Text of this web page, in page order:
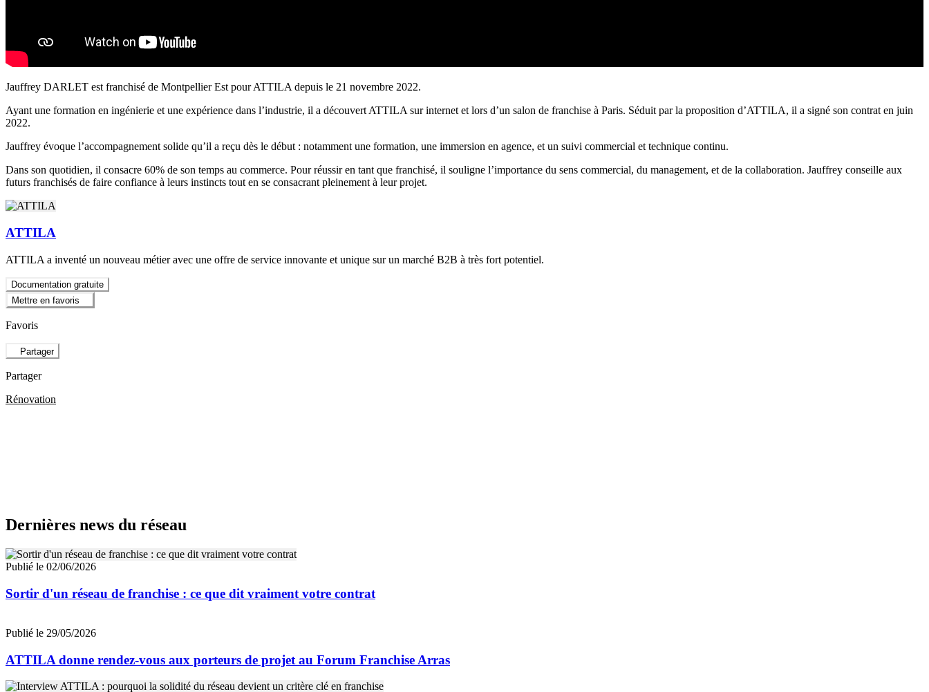
Jauffrey DARLET est franchisé de Montpellier Est pour ATTILA depuis le 21 novembre 2022.
Ayant une formation en ingénierie et une expérience dans l’industrie, il a découvert ATTILA sur internet et lors d’un salon de franchise à Paris. Séduit par la proposition d’ATTILA, il a signé son contrat en juin
2022.
Jauffrey évoque l’accompagnement solide qu’il a reçu dès le début : notamment une formation, une immersion en agence, et un suivi commercial et technique continu.
Dans son quotidien, il consacre 60% de son temps au commerce. Pour réussir en tant que franchisé, il souligne l’importance du sens commercial, du management, et de la collaboration. Jauffrey conseille aux
futurs franchisés de faire confiance à leurs instincts tout en se consacrant pleinement à leur projet.
ATTILA
ATTILA a inventé un nouveau métier avec une offre de service innovante et unique sur un marché B2B à très fort potentiel.
Documentation gratuite
Mettre en favoris
Favoris
Partager
Partager
Rénovation
Dernières news du réseau
Publié le 02/06/2026
Sortir d'un réseau de franchise : ce que dit vraiment votre contrat
Publié le 29/05/2026
ATTILA donne rendez-vous aux porteurs de projet au Forum Franchise Arras